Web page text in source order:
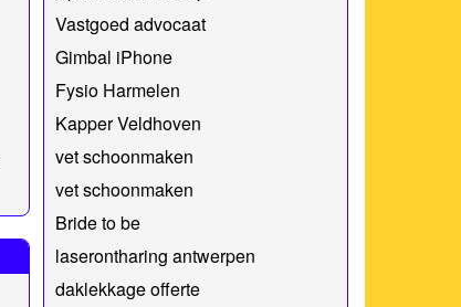
Vastgoed advocaat
Gimbal iPhone
Fysio Harmelen
Kapper Veldhoven
vet schoonmaken
vet schoonmaken
Bride to be
laserontharing antwerpen
daklekkage offerte